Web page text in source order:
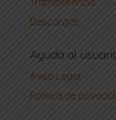
Descargas
Ayuda al
Aviso Legal
Política de